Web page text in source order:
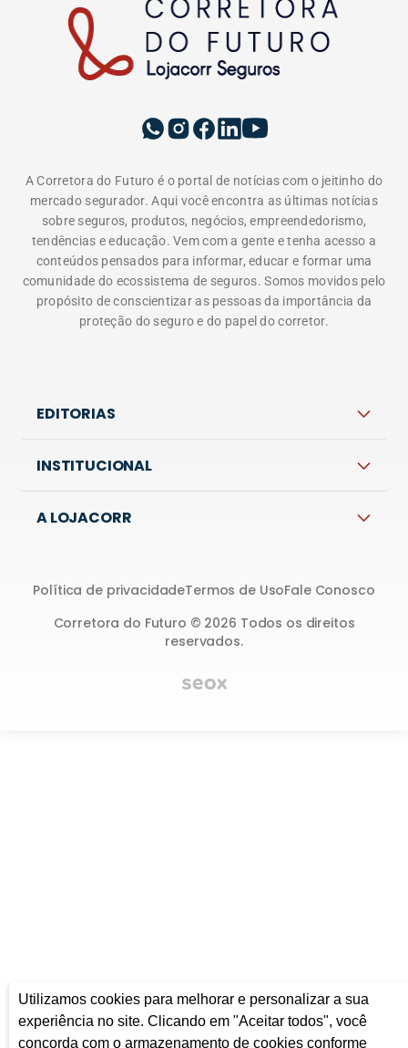
A Corretora do Futuro é o portal de notícias com o jeitinho do
mercado segurador. Aqui você encontra as últimas notícias
sobre seguros, produtos, negócios, empreendedorismo,
tendências e educação. Vem com a gente e tenha acesso a
conteúdos pensados para informar, educar e formar uma
comunidade do ecossistema de seguros. Somos movidos pelo
propósito de conscientizar as pessoas da importância da
proteção do seguro e do papel do corretor.
EDITORIAS
INSTITUCIONAL
A LOJACORR
Corretora do Futuro © 2026 Todos os direitos
reservados.
Política de privacidadeTermos de UsoFale Conosco
Utilizamos cookies para melhorar e personalizar a sua
experiência no site. Clicando em "Aceitar todos", você
concorda com o armazenamento de cookies conforme